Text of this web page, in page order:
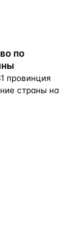
по
провинция
страны на